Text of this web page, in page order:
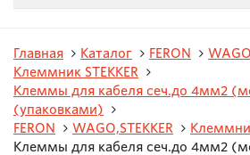
Главная Каталог FERON
Клеммник STEKKER
Клеммы для кабеля сеч.до 4мм2
(упаковками)
FERON
WAGO,STEKKER
Клеммы для кабеля сеч.до 4мм2